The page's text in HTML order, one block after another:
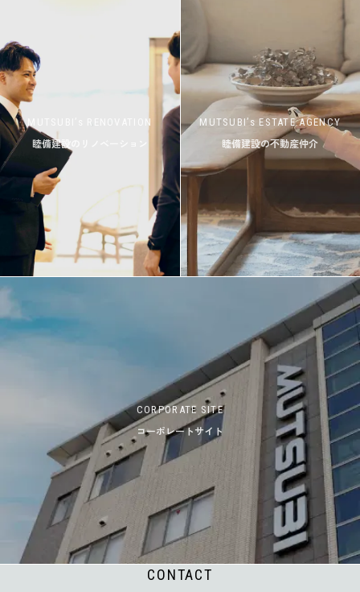
MUTSUBI’s RENOVATION
睦備建設のリノベーション
MUTSUBI’s ESTATE AGENCY
睦備建設の不動産仲介
CORPORATE SITE
コーポレートサイト
CONTACT